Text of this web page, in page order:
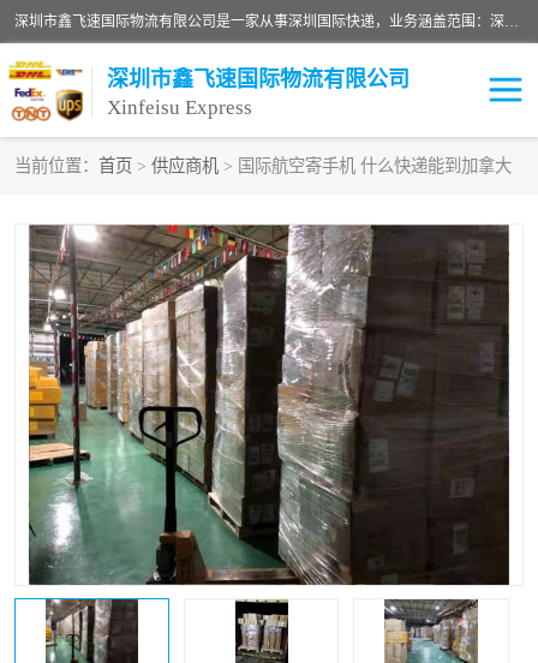
深圳市鑫飞速国际物流有限公司是一家从事深圳国际快递，业务涵盖范围：深圳DHL国际快递、深圳国际快递公司、深圳国际物流公司、深圳国际快递、深圳DHL国际快递电话可拨打全国服务热线：15019287411。欢迎各位亲来人来电到我司洽谈合作。
深圳市鑫飞速国际物流有限公司
Xinfeisu Express
当前位置： 首页 > 供应商机 > 国际航空寄手机 什么快递能到加拿大
俄罗斯快递 巴西快递
深圳DHL国际快递 伊朗快递
UPS国际快递 深圳国际快递公司
深圳国际物流公司 深圳国际快递电话
DHL国际快递电话 深圳国际快递
新能源电池出口物流